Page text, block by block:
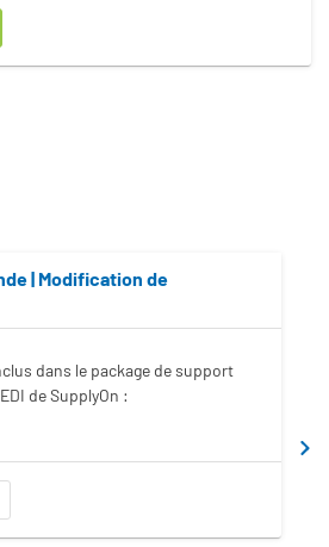
| Modification de
dans le package de support
de SupplyOn :